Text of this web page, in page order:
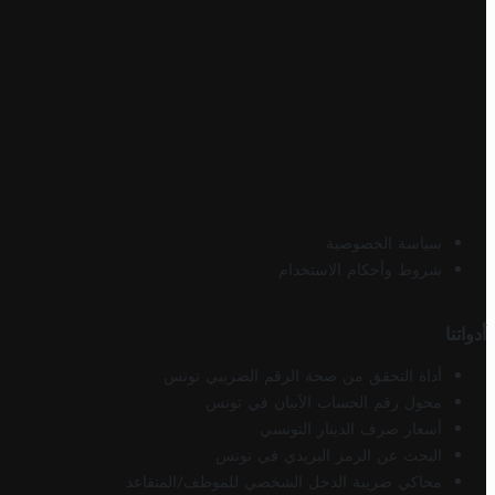
سياسة الخصوصية
شروط وأحكام الاستخدام
أدواتنا
أداة التحقق من صحة الرقم الضريبي تونس
محول رقم الحساب الآيبان في تونس
أسعار صرف الدينار التونسي
البحث عن الرمز البريدي في تونس
محاكي ضريبة الدخل الشخصي للموظف/المتقاعد